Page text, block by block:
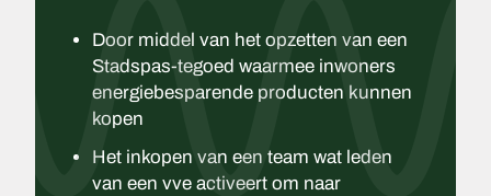
Door middel van het opzetten van een
Stadspas-tegoed waarmee inwoners
energiebesparende producten kunnen
kopen
Het inkopen van een team wat leden
van een vve activeert om naar